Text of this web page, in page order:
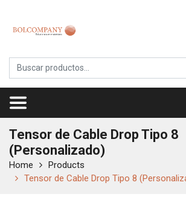
Tensor de Cable Drop Tipo 8
(Personalizado)
Home
Products
Tensor de Cable Drop Tipo 8